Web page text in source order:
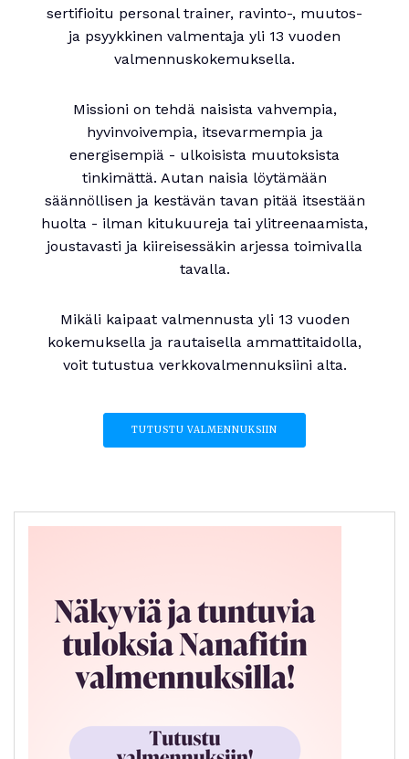
sertifioitu personal trainer, ravinto-, muutos-
ja psyykkinen valmentaja yli 13 vuoden
valmennuskokemuksella.
Missioni on tehdä naisista vahvempia,
hyvinvoivempia, itsevarmempia ja
energisempiä - ulkoisista muutoksista
tinkimättä. Autan naisia löytämään
säännöllisen ja kestävän tavan pitää itsestään
huolta - ilman kitukuureja tai ylitreenaamista,
joustavasti ja kiireisessäkin arjessa toimivalla
tavalla.
Mikäli kaipaat valmennusta yli 13 vuoden
kokemuksella ja rautaisella ammattitaidolla,
voit tutustua verkkovalmennuksiini alta.
TUTUSTU VALMENNUKSIIN